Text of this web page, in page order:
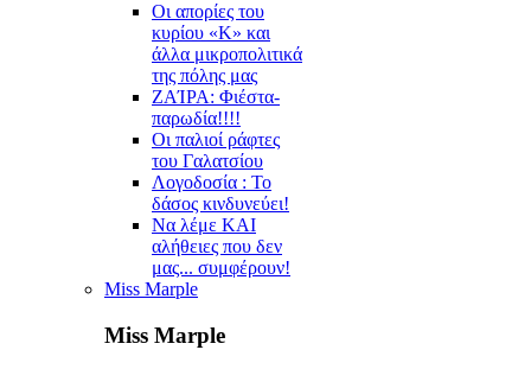
Οι απορίες του
κυρίου «Κ» και
άλλα μικροπολιτικά
της πόλης μας
ZAΊΡΑ: Φιέστα-
παρωδία!!!!
Οι παλιοί ράφτες
του Γαλατσίου
Λογοδοσία : Το
δάσος κινδυνεύει!
Να λέμε ΚΑΙ
αλήθειες που δεν
μας... συμφέρουν!
Miss Marple
Miss Marple